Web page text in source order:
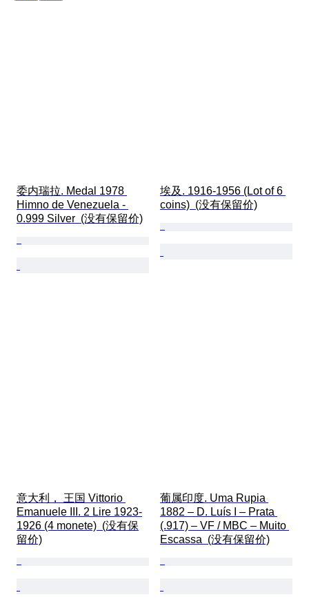
委内瑞拉. Medal 1978
Himno de Venezuela -
0.999 Silver  (没有保留价)
埃及. 1916-1956 (Lot of 6
coins)  (没有保留价)
意大利， 王国 Vittorio
Emanuele III. 2 Lire 1923-
1926 (4 monete)  (没有保
留价)
葡属印度. Uma Rupia
1882 – D. Luís I – Prata
(.917) – VF / MBC – Muito
Escassa  (没有保留价)